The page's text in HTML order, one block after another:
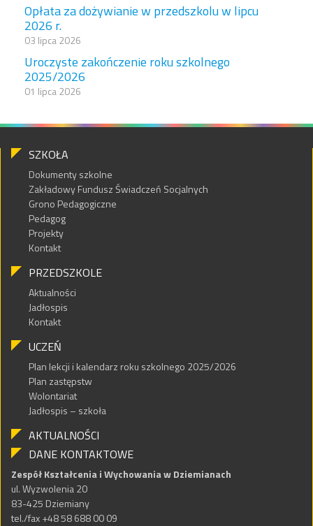
Opłata za dożywianie w przedszkolu w lipcu
2026 r.
03 lipca 2026
Uroczyste zakończenie roku szkolnego
2025/2026
01 lipca 2026
SZKOŁA
Dokumenty szkolne
Zakładowy Fundusz Świadczeń Socjalnych
Grono Pedagogiczne
Pedagog
Projekty
Kontakt
PRZEDSZKOLE
Aktualności
Jadłospis
Kontakt
UCZEŃ
Plan lekcji i kalendarz roku szkolnego 2025/2026
Plan zastępstw
Wolontariat
Jadłospis – szkoła
AKTUALNOŚCI
DANE KONTAKTOWE
Zespół Kształcenia i Wychowania w Dziemianach
ul. Wyzwolenia 20
83-425 Dziemiany
tel./fax +48 58 688 00 09